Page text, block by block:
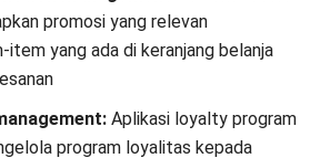
B.Acc.
Development Manager
seorang pakar yang memiliki gelar